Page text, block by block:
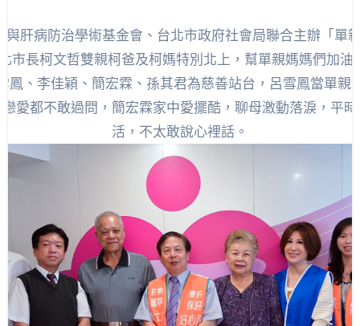
與肝病防治學術基金會、台北市政府社會局聯合主辦「單
市長柯文哲雙親柯爸及柯媽特別北上，幫單親媽媽們加油
鳳、李佳穎、簡宏霖、孫其君為慈善站台，呂雪鳳當單親
愛都不敢過問，簡宏霖家中愛擺酷，聊母激動落淚，平
活，不太敢說心裡話。